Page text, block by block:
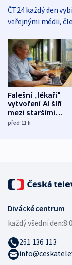
ČT24 každý den
veřejnými médii,
Falešní „lékaři“
vytvoření AI šíří
mezi staršími
Poláky nebezpečné
před 11h
Divácké centrum
každý všední den:
261 136 113